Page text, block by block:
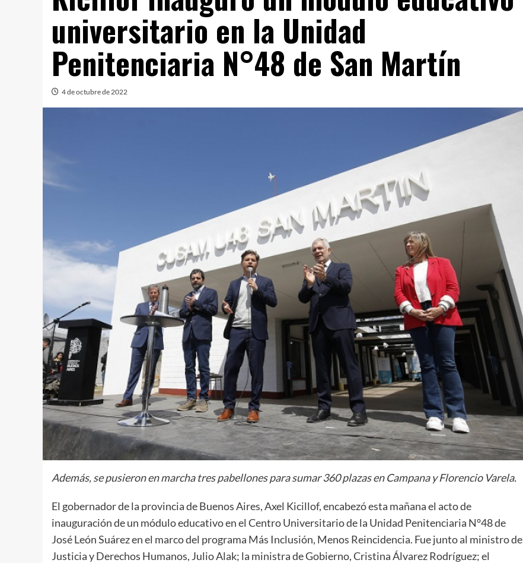
universitario en la Unidad
Penitenciaria N°48 de San Martín
4 de octubre de 2022
Además, se pusieron en marcha tres pabellones para sumar 360 plazas en Campana y Florencio Varela.
El gobernador de la provincia de Buenos Aires, Axel Kicillof, encabezó esta mañana el acto de
inauguración de un módulo educativo en el Centro Universitario de la Unidad Penitenciaria N°48 de
José León Suárez en el marco del programa Más Inclusión, Menos Reincidencia. Fue junto al ministro de
Justicia y Derechos Humanos, Julio Alak; la ministra de Gobierno, Cristina Álvarez Rodríguez; el